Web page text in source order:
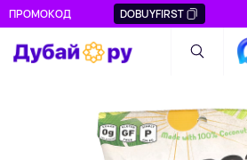
ПРОМОКОД DOBUYFIRST